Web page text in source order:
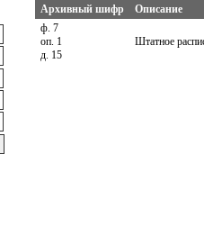
Архивный шифр
Описание
ф. 7
оп. 1
д. 15
Штатное